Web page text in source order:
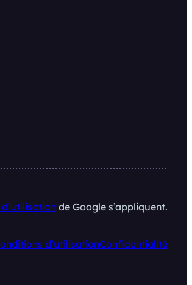
de Google s’appliquent.
d’utilisationConfidentialité